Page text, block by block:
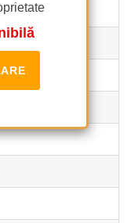
decomandate